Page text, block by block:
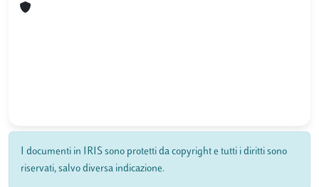
I documenti in IRIS sono protetti da copyright e tutti i diritti sono
riservati, salvo diversa indicazione.